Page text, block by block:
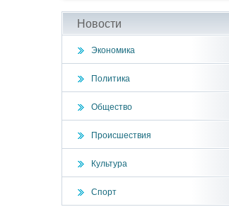
Новости
Экономика
Политика
Общество
Происшествия
Культура
Спорт